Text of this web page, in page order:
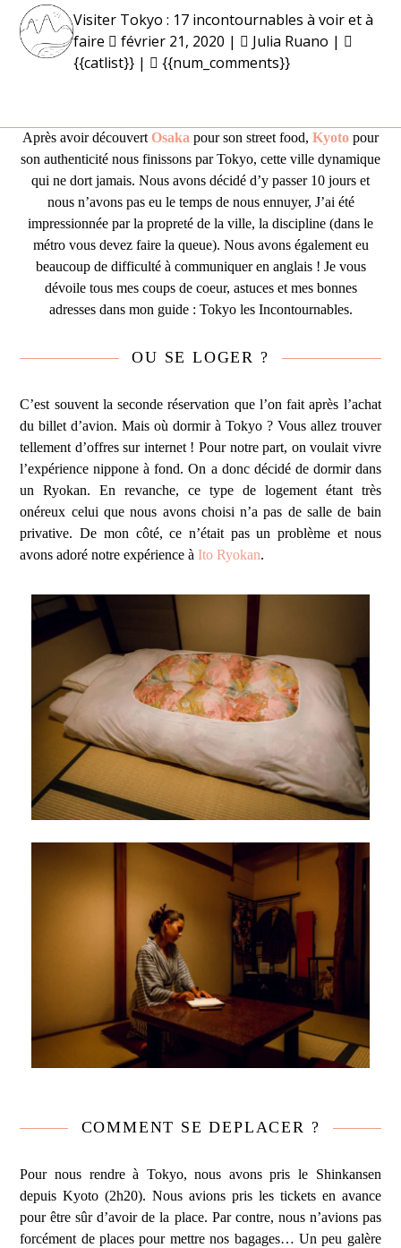
Skip
content
Open
mobile
Close
mobile
Visiter Tokyo : 17 incontournables à voir et à
faire
février 21, 2020 |
Julia Ruano |
{{catlist}} |
{{num_comments}}
Après avoir découvert Osaka pour son street food, Kyoto pour
son authenticité nous finissons par Tokyo, cette ville dynamique
qui ne dort jamais. Nous avons décidé d’y passer 10 jours et
nous n’avons pas eu le temps de nous ennuyer, J’ai été
impressionnée par la propreté de la ville, la discipline (dans le
métro vous devez faire la queue). Nous avons également eu
beaucoup de difficulté à communiquer en anglais ! Je vous
dévoile tous mes coups de coeur, astuces et mes bonnes
adresses dans mon guide : Tokyo les Incontournables.
OU SE LOGER ?
C’est souvent la seconde réservation que l’on fait après l’achat
du billet d’avion. Mais où dormir à Tokyo ? Vous allez trouver
tellement d’offres sur internet ! Pour notre part, on voulait vivre
l’expérience nippone à fond. On a donc décidé de dormir dans
un Ryokan. En revanche, ce type de logement étant très
onéreux celui que nous avons choisi n’a pas de salle de bain
privative. De mon côté, ce n’était pas un problème et nous
avons adoré notre expérience à Ito Ryokan.
COMMENT SE DEPLACER ?
Pour nous rendre à Tokyo, nous avons pris le Shinkansen
depuis Kyoto (2h20). Nous avions pris les tickets en avance
pour être sûr d’avoir de la place. Par contre, nous n’avions pas
forcément de places pour mettre nos bagages… Un peu galère